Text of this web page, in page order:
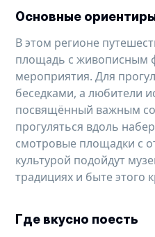
Основные
В этом регионе
площадь с живописным
мероприятия. Для
беседками, а любители
посвящённый важным
прогуляться вдоль
смотровые площадки с
культурой подойдут
традициях и быте этого
Где вкусно поесть